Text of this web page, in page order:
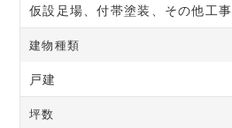
仮設足場、付帯塗装、その他工事
建物種類
戸建
坪数